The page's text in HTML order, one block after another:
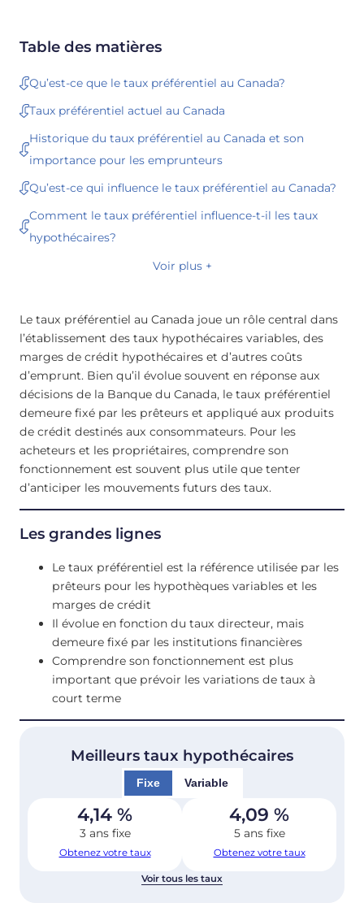
Table des matières
Qu’est-ce que le taux préférentiel au Canada?
Taux préférentiel actuel au Canada
Historique du taux préférentiel au Canada et son
importance pour les emprunteurs
Qu’est-ce qui influence le taux préférentiel au Canada?
Comment le taux préférentiel influence-t-il les taux
hypothécaires?
Voir plus +
Le taux préférentiel au Canada joue un rôle central dans
l’établissement des taux hypothécaires variables, des
marges de crédit hypothécaires et d’autres coûts
d’emprunt. Bien qu’il évolue souvent en réponse aux
décisions de la Banque du Canada, le taux préférentiel
demeure fixé par les prêteurs et appliqué aux produits
de crédit destinés aux consommateurs. Pour les
acheteurs et les propriétaires, comprendre son
fonctionnement est souvent plus utile que tenter
d’anticiper les mouvements futurs des taux.
Les grandes lignes
Le taux préférentiel est la référence utilisée par les
prêteurs pour les hypothèques variables et les
marges de crédit
Il évolue en fonction du taux directeur, mais
demeure fixé par les institutions financières
Comprendre son fonctionnement est plus
important que prévoir les variations de taux à
court terme
Meilleurs taux hypothécaires
Fixe Variable
4,14 %
3 ans fixe
Obtenez votre taux
4,09 %
5 ans fixe
Obtenez votre taux
Voir tous les taux